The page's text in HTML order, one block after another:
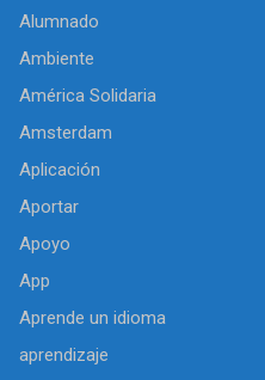
Alumnado
Ambiente
América Solidaria
Amsterdam
Aplicación
Aportar
Apoyo
App
Aprende un idioma
aprendizaje